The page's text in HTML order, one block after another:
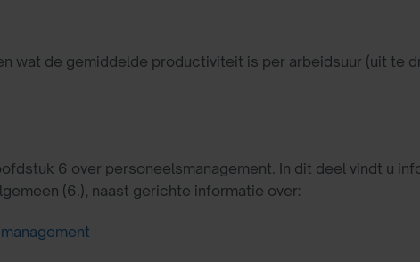
wat de gemiddelde productiviteit is per arbeidsuur (uit te
6 over personeelsmanagement. In dit deel vindt u
(6.), naast gerichte informatie over: